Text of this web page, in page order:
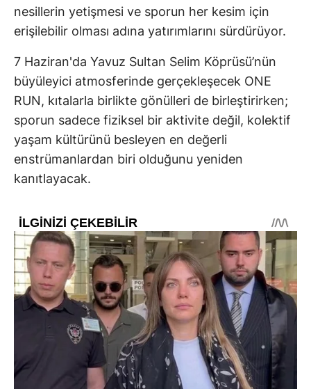
nesillerin yetişmesi ve sporun her kesim için
erişilebilir olması adına yatırımlarını sürdürüyor.
7 Haziran'da Yavuz Sultan Selim Köprüsü’nün
büyüleyici atmosferinde gerçekleşecek ONE
RUN, kıtalarla birlikte gönülleri de birleştirirken;
sporun sadece fiziksel bir aktivite değil, kolektif
yaşam kültürünü besleyen en değerli
enstrümanlardan biri olduğunu yeniden
kanıtlayacak.